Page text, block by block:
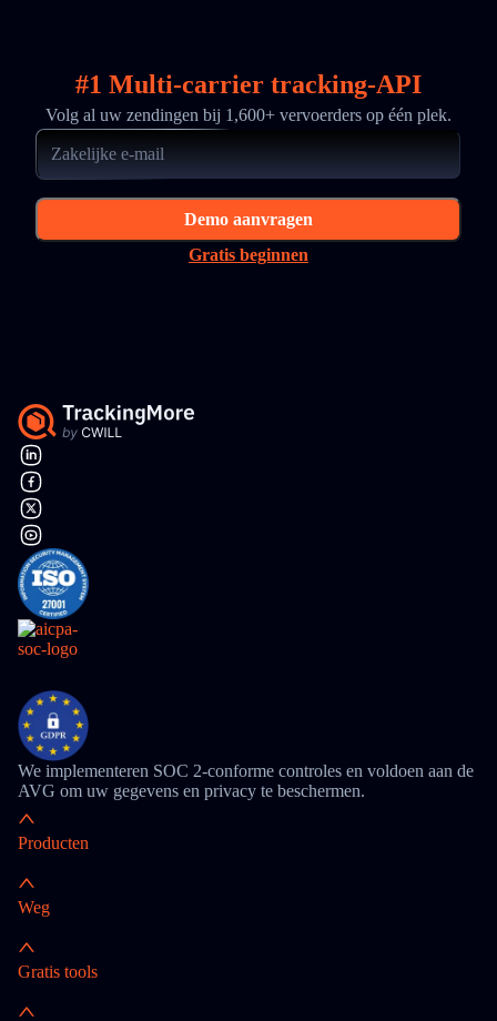
#1 Multi-carrier tracking-API
Volg al uw zendingen bij 1,600+ vervoerders op één plek.
Demo aanvragen
Gratis beginnen
We implementeren SOC 2-conforme controles en voldoen aan de
AVG om uw gegevens en privacy te beschermen.
Producten
Weg
Gratis tools